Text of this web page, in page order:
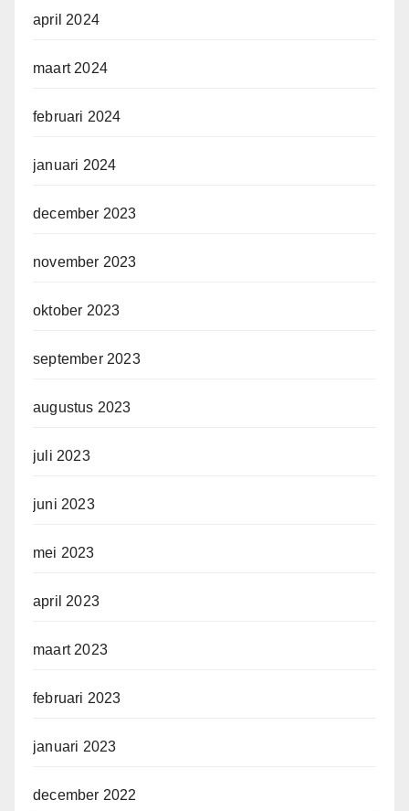
april 2024
maart 2024
februari 2024
januari 2024
december 2023
november 2023
oktober 2023
september 2023
augustus 2023
juli 2023
juni 2023
mei 2023
april 2023
maart 2023
februari 2023
januari 2023
december 2022